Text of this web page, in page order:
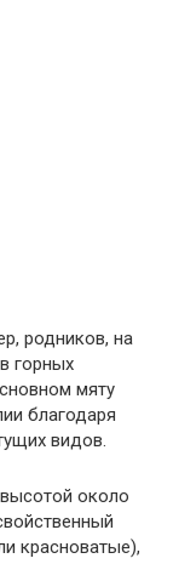
родников, на
горных
мяту
благодаря
видов.
около
красноватые),